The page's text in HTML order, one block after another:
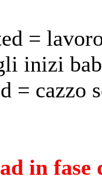
= lavoro
inizi
cazzo
in